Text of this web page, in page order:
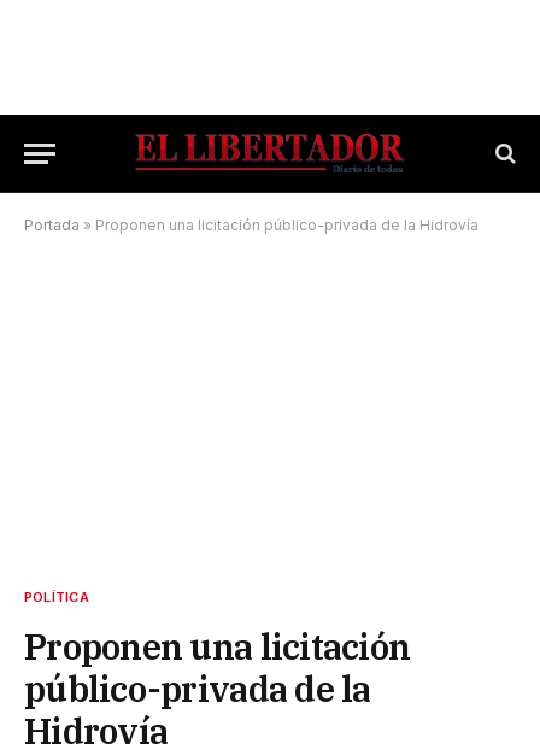
Portada » Proponen una licitación público-privada de la Hidrovía
POLÍTICA
Proponen una licitación
público-privada de la
Hidrovía